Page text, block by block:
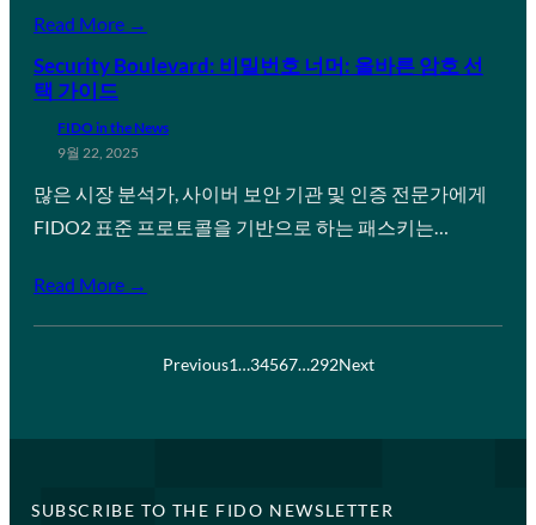
Read More →
Security Boulevard: 비밀번호 너머: 올바른 암호 선
택 가이드
FIDO in the News
9월 22, 2025
많은 시장 분석가, 사이버 보안 기관 및 인증 전문가에게
FIDO2 표준 프로토콜을 기반으로 하는 패스키는…
Read More →
Previous1…34567…292Next
SUBSCRIBE TO THE FIDO NEWSLETTER